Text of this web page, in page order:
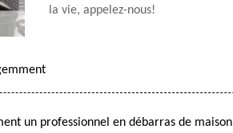
la vie, appelez-nous!
un professionnel en débarras de